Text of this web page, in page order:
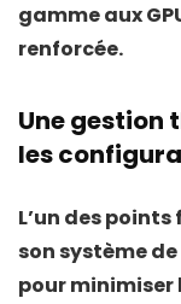
gamme aux
renforcée.
Une gestion
les
L’un des points
sonsystème
pour minimiser